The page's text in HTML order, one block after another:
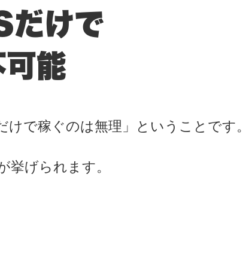
けで
能
で稼ぐのは無理」ということです。
げられます。